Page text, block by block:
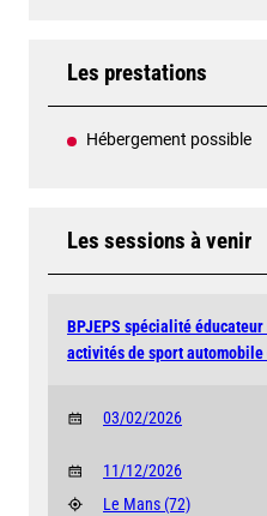
Les prestations
Hébergement possible
Les sessions à venir
BPJEPS spécialité
activités de sport
03/02/2026
11/12/2026
Le Mans (72)